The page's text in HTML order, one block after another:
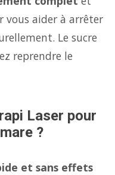
vous aider à arrêter
Le sucre
reprendre le
Laser pour
?
et sans effets